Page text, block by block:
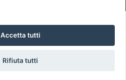
Accetta tutti
Rifiuta tutti